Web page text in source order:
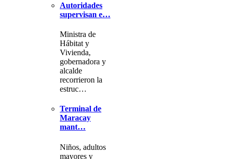
Autoridades
supervisan e…
Ministra de
Hábitat y
Vivienda,
gobernadora y
alcalde
recorrieron la
estruc…
Terminal de
Maracay
mant…
Niños, adultos
mayores y